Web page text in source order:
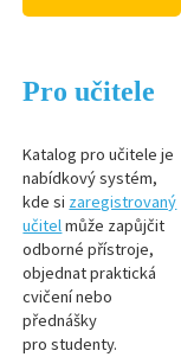
Pro učitele
Katalog pro učitele je
nabídkový systém,
kde si zaregistrovaný
učitelmůže zapůjčit
odborné přístroje,
objednat praktická
cvičení nebo
přednášky
pro studenty.